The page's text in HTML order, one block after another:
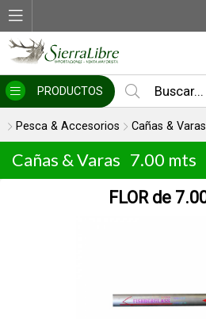
PRODUCTOS
Pesca & Accesorios Cañas & Varas
Cañas & Varas 7.00 mts
FLOR de